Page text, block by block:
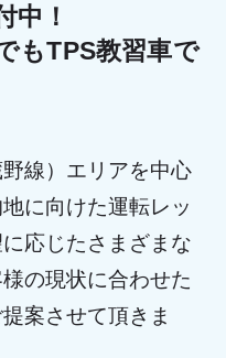
中！
もTPS教習車で
線）エリアを中心
に向けた運転レッ
応じたさまざまな
の現状に合わせた
案させて頂きま